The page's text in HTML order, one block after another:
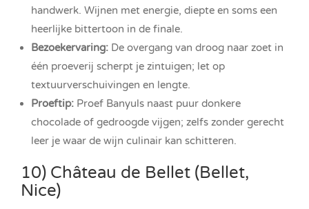
handwerk. Wijnen met energie, diepte en soms een
heerlijke bittertoon in de finale.
Bezoekervaring: De overgang van droog naar zoet in
één proeverij scherpt je zintuigen; let op
textuurverschuivingen en lengte.
Proeftip: Proef Banyuls naast puur donkere
chocolade of gedroogde vijgen; zelfs zonder gerecht
leer je waar de wijn culinair kan schitteren.
10) Château de Bellet (Bellet,
Nice)